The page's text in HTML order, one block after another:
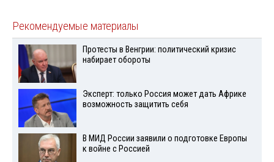
Рекомендуемые материалы
Протесты в Венгрии: политический кризис
набирает обороты
Эксперт: только Россия может дать Африке
возможность защитить себя
В МИД России заявили о подготовке Европы
к войне с Россией